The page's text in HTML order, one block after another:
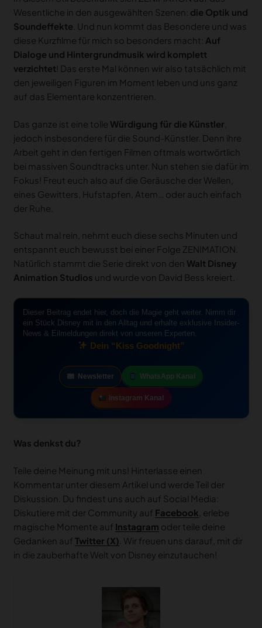
Wesentliche in den ausgewählten Szenen: die Optik und
Soundeffekte . Und nun kommt das Besondere und was
diese Kurzfilme für mich so besonders macht: Auf
Dialoge und Hintergrundmusik wird komplett
verzichtet ! Das erste Mal können wir also tatsächlich mit
den jeweiligen Figuren im Moment leben und uns ganz
auf das Elementare konzentrieren.
Das ganze ist eine tolle Würdigung für die Künstler
jedoch insbesondere für die Sound-Künstler. Denn ihre
Arbeit geht in den fertigen Filmen oftmals wortwörtlich
bei massiven Soundtracks unter. Nun stehen sie dafür im
Fokus! Freut euch also auf die Geräusche der Wellen,
eines Gewitters, Hufstapfen, Atem… oder auch einfach
der Ruhe.
Schaut mal rein, nehmt euch diese sechs Minuten und
entspannt euch bewusst bei einer Folge ZENIMATION.
Natürlich stammt die Serie direkt von den Walt Disney
Animation Studios und wurde von David Bess kreiert.
Dieser Beitrag endet hier, doch die Magie geht weiter. Nimm dir
ein Stück Disney mit in den Alltag und erhalte exklusive Insider-
News & Eilmeldungen direkt von unseren Experten.
Dein “Kiss Goodnight”
Newsletter WhatsApp Kanal
Instagram Kanal
Was denkst du?
Teile deine Meinung mit uns! Hinterlasse einen
Kommentar unter diesem Artikel und werde Teil der
Diskussion. Du findest uns auch auf Social Media:
Diskutiere mit der Community auf Facebook , erlebe
magische Momente auf Instagram oder teile deine
Gedanken auf Twitter (X) . Wir freuen uns darauf, mit dir
in die zauberhafte Welt von Disney einzutauchen!